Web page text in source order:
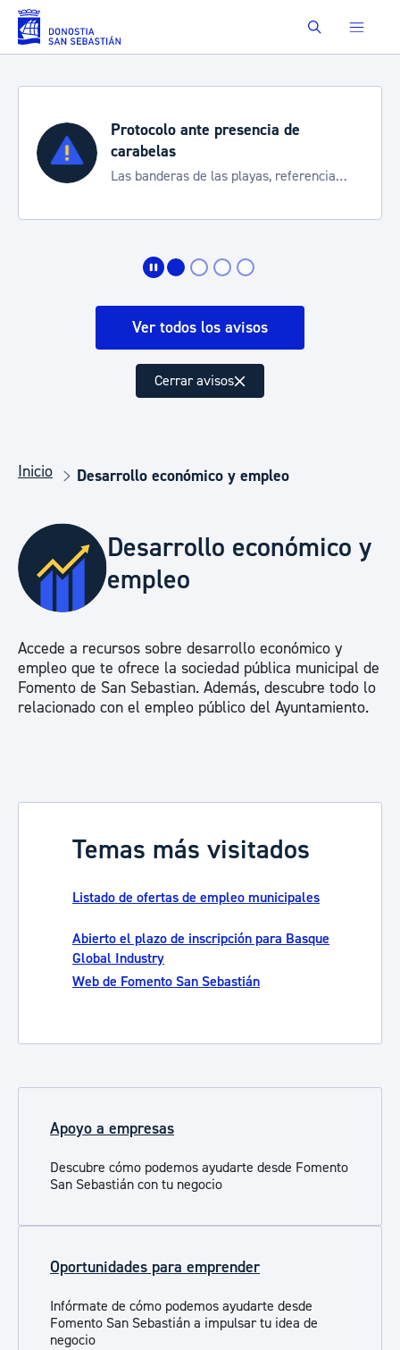
Saltar al contenido principal Buscar
Protocolo ante presencia de
carabelas
Las banderas de las playas, referencia
Ver todos los avisos
Cerrar avisos
Inicio Desarrollo económico y empleo
Desarrollo económico y
empleo
Accede a recursos sobre desarrollo económico y
empleo que te ofrece la sociedad pública municipal de
Fomento de San Sebastian. Además, descubre todo lo
relacionado con el empleo público del Ayuntamiento.
Temas más visitados
Listado de ofertas de empleo municipales
Abierto el plazo de inscripción para Basque
Global Industry
Web de Fomento San Sebastián
Apoyo a empresas
Descubre cómo podemos ayudarte desde Fomento
San Sebastián con tu negocio
Oportunidades para emprender
Infórmate de cómo podemos ayudarte desde
Fomento San Sebastián a impulsar tu idea de
negocio